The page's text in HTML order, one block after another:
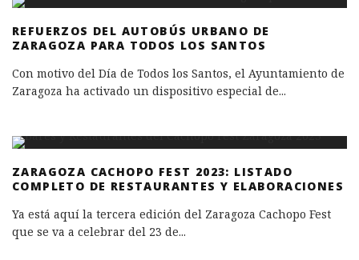
REFUERZOS DEL AUTOBÚS URBANO DE
ZARAGOZA PARA TODOS LOS SANTOS
Con motivo del Día de Todos los Santos, el Ayuntamiento de
Zaragoza ha activado un dispositivo especial de...
ZARAGOZA CACHOPO FEST 2023: LISTADO
COMPLETO DE RESTAURANTES Y ELABORACIONES
Ya está aquí la tercera edición del Zaragoza Cachopo Fest
que se va a celebrar del 23 de...